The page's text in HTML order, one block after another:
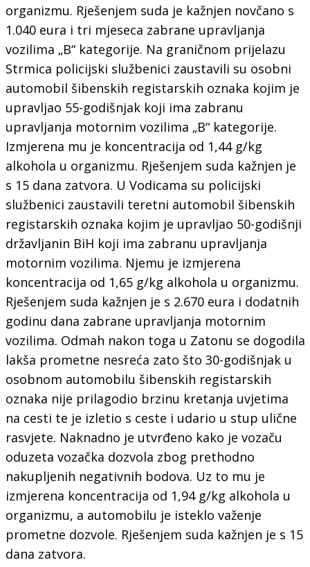
organizmu. Rješenjem suda je kažnjen novčano s
1.040 eura i tri mjeseca zabrane upravljanja
vozilima „B“ kategorije. Na graničnom prijelazu
Strmica policijski službenici zaustavili su osobni
automobil šibenskih registarskih oznaka kojim je
upravljao 55-godišnjak koji ima zabranu
upravljanja motornim vozilima „B“ kategorije.
Izmjerena mu je koncentracija od 1,44 g/kg
alkohola u organizmu. Rješenjem suda kažnjen je
s 15 dana zatvora. U Vodicama su policijski
službenici zaustavili teretni automobil šibenskih
registarskih oznaka kojim je upravljao 50-godišnji
državljanin BiH koji ima zabranu upravljanja
motornim vozilima. Njemu je izmjerena
koncentracija od 1,65 g/kg alkohola u organizmu.
Rješenjem suda kažnjen je s 2.670 eura i dodatnih
godinu dana zabrane upravljanja motornim
vozilima. Odmah nakon toga u Zatonu se dogodila
lakša prometne nesreća zato što 30-godišnjak u
osobnom automobilu šibenskih registarskih
oznaka nije prilagodio brzinu kretanja uvjetima
na cesti te je izletio s ceste i udario u stup ulične
rasvjete. Naknadno je utvrđeno kako je vozaču
oduzeta vozačka dozvola zbog prethodno
nakupljenih negativnih bodova. Uz to mu je
izmjerena koncentracija od 1,94 g/kg alkohola u
organizmu, a automobilu je isteklo važenje
prometne dozvole. Rješenjem suda kažnjen je s 15
dana zatvora.